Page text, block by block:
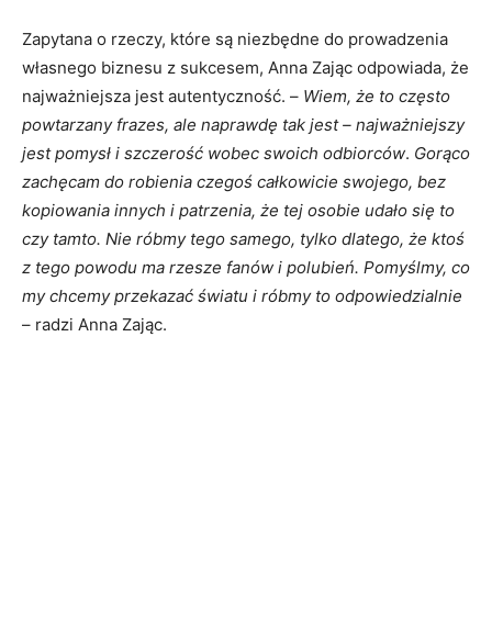
Zapytana o rzeczy, które są niezbędne do prowadzenia
własnego biznesu z sukcesem, Anna Zając odpowiada, że
najważniejsza jest autentyczność. – Wiem, że to często
powtarzany frazes, ale naprawdę tak jest – najważniejszy
jest pomysł i szczerość wobec swoich odbiorców. Gorąco
zachęcam do robienia czegoś całkowicie swojego, bez
kopiowania innych i patrzenia, że tej osobie udało się to
czy tamto. Nie róbmy tego samego, tylko dlatego, że ktoś
z tego powodu ma rzesze fanów i polubień. Pomyślmy, co
my chcemy przekazać światu i róbmy to odpowiedzialnie
– radzi Anna Zając.